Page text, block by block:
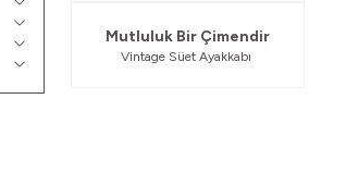
Mutluluk Bir Çimendir
Vintage Süet Ayakkabı